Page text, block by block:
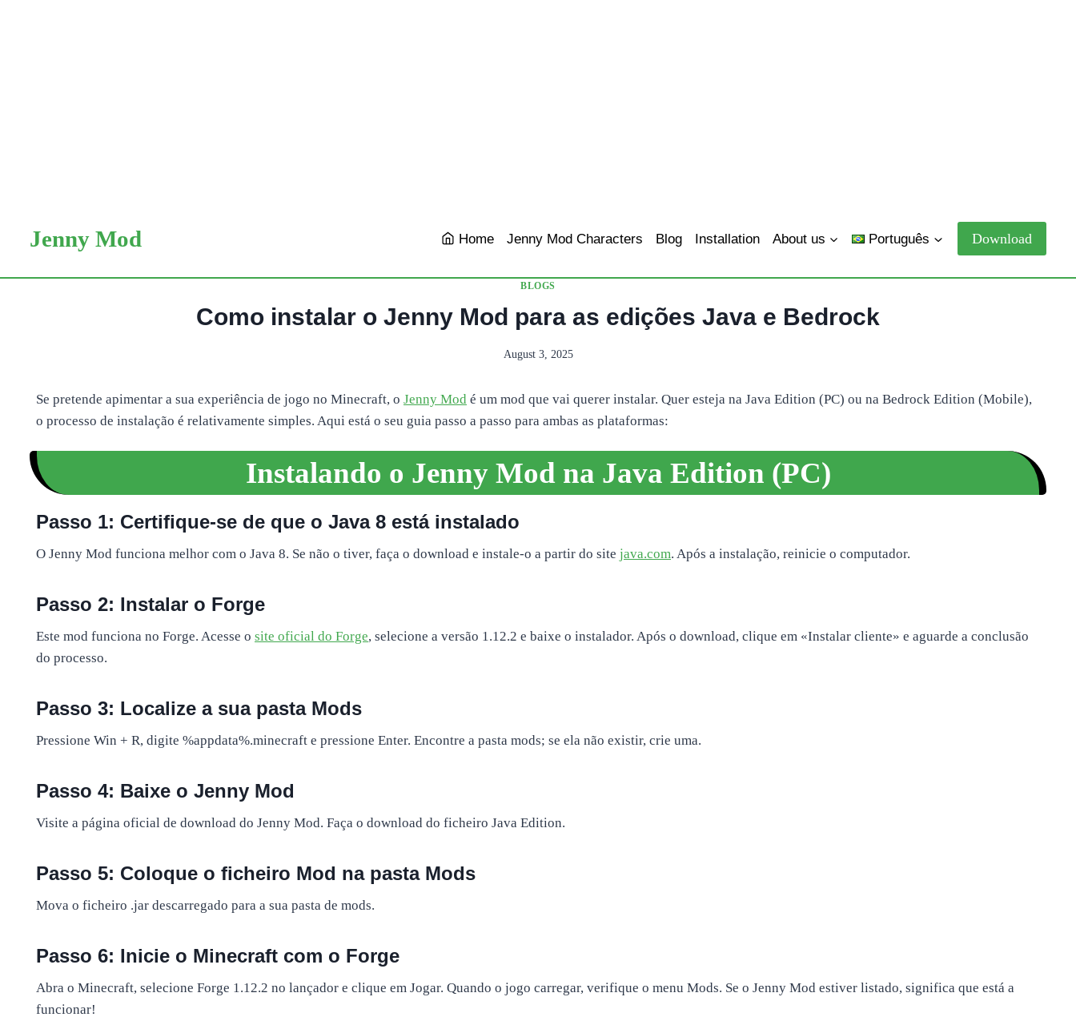
Jenny Mod Home Jenny Mod Characters Blog Installation About us Português Download
BLOGS
Como instalar o Jenny Mod para as edições Java e Bedrock
August 3, 2025
Se pretende apimentar a sua experiência de jogo no Minecraft, o Jenny Mod é um mod que vai querer instalar. Quer esteja na Java Edition (PC) ou na Bedrock Edition (Mobile),
o processo de instalação é relativamente simples. Aqui está o seu guia passo a passo para ambas as plataformas:
Instalando o Jenny Mod na Java Edition (PC)
Passo 1: Certifique-se de que o Java 8 está instalado
O Jenny Mod funciona melhor com o Java 8. Se não o tiver, faça o download e instale-o a partir do site java.com. Após a instalação, reinicie o computador.
Passo 2: Instalar o Forge
Este mod funciona no Forge. Acesse o site oficial do Forge, selecione a versão 1.12.2 e baixe o instalador. Após o download, clique em «Instalar cliente» e aguarde a conclusão
do processo.
Passo 3: Localize a sua pasta Mods
Pressione Win + R, digite %appdata%.minecraft e pressione Enter. Encontre a pasta mods; se ela não existir, crie uma.
Passo 4: Baixe o Jenny Mod
Visite a página oficial de download do Jenny Mod. Faça o download do ficheiro Java Edition.
Passo 5: Coloque o ficheiro Mod na pasta Mods
Mova o ficheiro .jar descarregado para a sua pasta de mods.
Passo 6: Inicie o Minecraft com o Forge
Abra o Minecraft, selecione Forge 1.12.2 no lançador e clique em Jogar. Quando o jogo carregar, verifique o menu Mods. Se o Jenny Mod estiver listado, significa que está a
funcionar!